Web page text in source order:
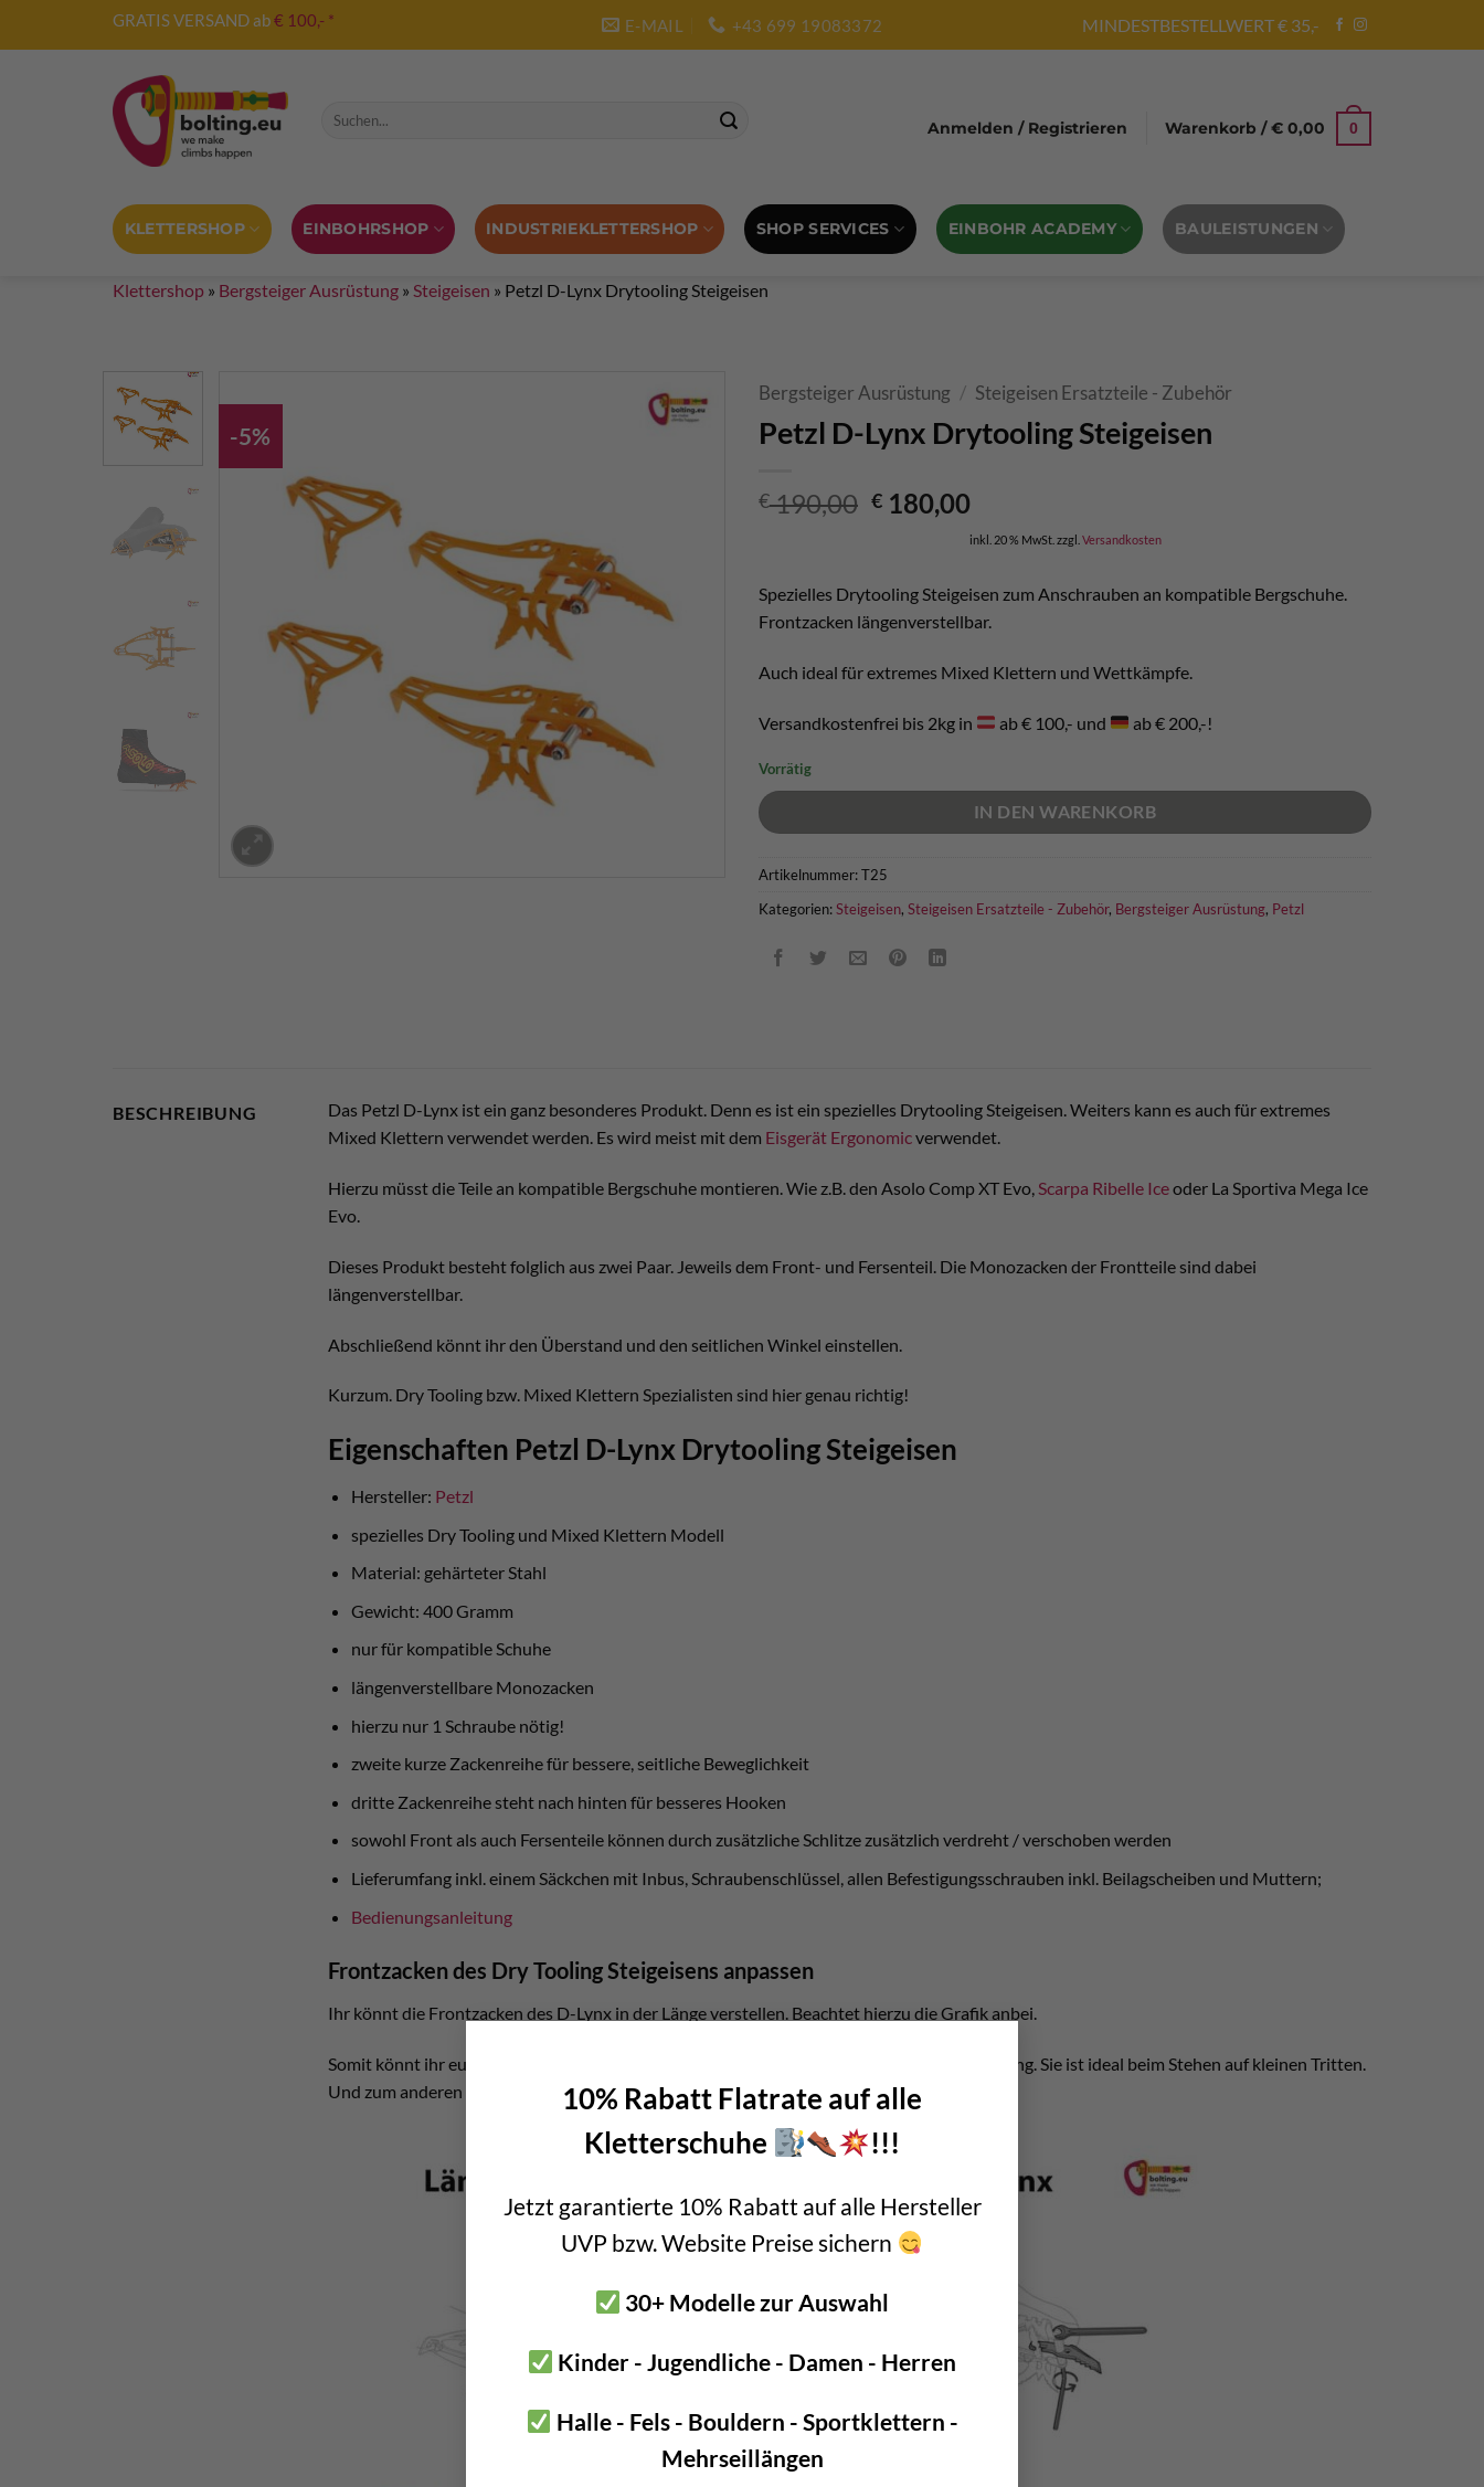
10% Rabatt Flatrate auf alle
Kletterschuhe
!!!
Jetzt garantierte 10% Rabatt auf alle Hersteller
UVP bzw. Website Preise sichern
30+ Modelle zur Auswahl
Kinder - Jugendliche - Damen - Herren
Halle - Fels - Bouldern - Sportklettern -
Mehrseillängen
GRATIS VERSAND ab€ 100,- * E-MAIL +43 699 19083372 MINDESTBESTELLWERT € 35,-
Suche nach:
Anmelden / Registrieren Warenkorb /€ 0,00 0
KLETTERSHOP EINBOHRSHOP INDUSTRIEKLETTERSHOP SHOP SERVICES EINBOHR ACADEMY BAULEISTUNGEN
Klettershop » Bergsteiger Ausrüstung » Steigeisen » Petzl D-Lynx Drytooling Steigeisen
-5%
Bergsteiger Ausrüstung / Steigeisen Ersatzteile - Zubehör
Petzl D-Lynx Drytooling Steigeisen
€190,00 Ursprünglicher
€ 190,00
€ 180,00Aktueller
Preis
ist:
€ 180,00.
inkl. 20 % MwSt. zzgl. Versandkosten
Spezielles Drytooling Steigeisen zum Anschrauben an kompatible Bergschuhe.
Frontzacken längenverstellbar.
Auch ideal für extremes Mixed Klettern und Wettkämpfe.
Versandkostenfrei bis 2kg in ab € 100,- und ab € 200,-!
Vorrätig
IN DEN WARENKORB
Artikelnummer:T25
Kategorien:Steigeisen, Steigeisen Ersatzteile - Zubehör, Bergsteiger Ausrüstung, Petzl
BESCHREIBUNG
Das Petzl D-Lynx ist ein ganz besonderes Produkt. Denn es ist ein spezielles Drytooling Steigeisen. Weiters kann es auch für extremes
Mixed Klettern verwendet werden. Es wird meist mit dem Eisgerät Ergonomicverwendet.
Hierzu müsst die Teile an kompatible Bergschuhe montieren. Wie z.B. den Asolo Comp XT Evo,Scarpa Ribelle Iceoder La Sportiva Mega Ice
Evo.
Dieses Produkt besteht folglich aus zwei Paar. Jeweils dem Front- und Fersenteil. Die Monozacken der Frontteile sind dabei
längenverstellbar.
Abschließend könnt ihr den Überstand und den seitlichen Winkel einstellen.
Kurzum. Dry Tooling bzw. Mixed Klettern Spezialisten sind hier genau richtig!
Eigenschaften Petzl D-Lynx Drytooling Steigeisen
Hersteller: Petzl
spezielles Dry Tooling und Mixed Klettern Modell
Material: gehärteter Stahl
Gewicht: 400 Gramm
nur für kompatible Schuhe
längenverstellbare Monozacken
hierzu nur 1 Schraube nötig!
zweite kurze Zackenreihe für bessere, seitliche Beweglichkeit
dritte Zackenreihe steht nach hinten für besseres Hooken
sowohl Front als auch Fersenteile können durch zusätzliche Schlitze zusätzlich verdreht / verschoben werden
Lieferumfang inkl. einem Säckchen mit Inbus, Schraubenschlüssel, allen Befestigungsschrauben inkl. Beilagscheiben und Muttern;
Bedienungsanleitung
Frontzacken des Dry Tooling Steigeisens anpassen
Ihr könnt die Frontzacken des D-Lynx in der Länge verstellen. Beachtet hierzu die Grafik anbei.
Somit könnt ihr euer Drytooling Steigeisen optimal anpassen. Zum einen die kurze Einstellung. Sie ist ideal beim Stehen auf kleinen Tritten.
Und zum anderen die lange Einstellung wenn es um´s Hooken und Abklettern geht.